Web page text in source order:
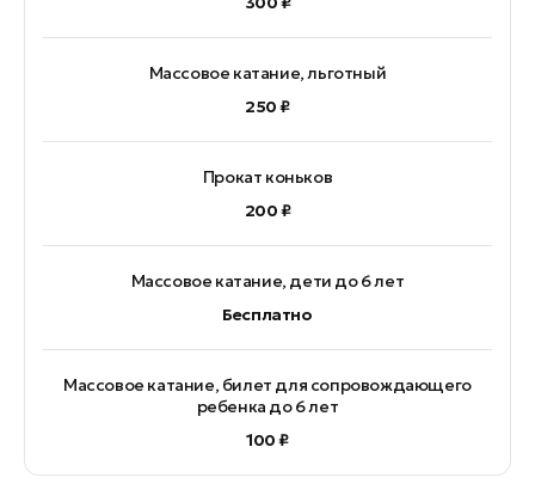
Массовое катание, льготный
250 ₽
Прокат коньков
200 ₽
Массовое катание, дети до 6 лет
Бесплатно
Массовое катание, билет для сопровождающего
ребенка до 6 лет
100 ₽